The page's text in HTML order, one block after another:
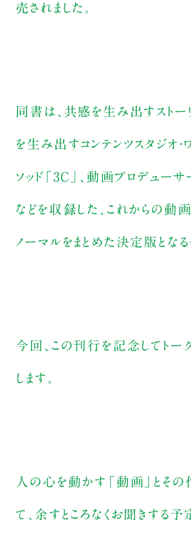
売されました。
同書は、共感を生み出すストー
を生み出すコンテンツスタジオ・
ソッド「3C」、動画プロデュ
などを収録した、これからの動
ノーマルをまとめた決定版とな
今回、この刊行を記念してトー
します。
人の心を動かす「動画」とそ
て、余すところなくお聞きする予